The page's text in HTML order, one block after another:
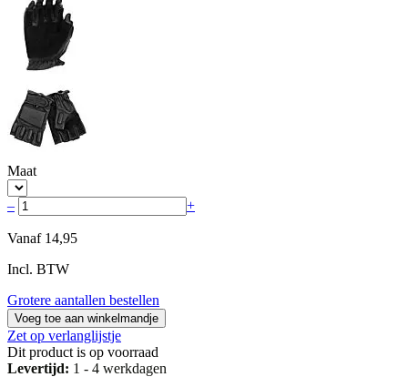
Maat
– +
Vanaf 14,95
Incl. BTW
Grotere aantallen bestellen
Voeg toe aan winkelmandje
Zet op verlanglijstje
Dit product is op voorraad
Levertijd: 1 - 4 werkdagen